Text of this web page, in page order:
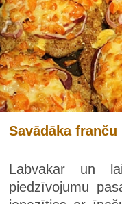
Savādāka franču
Labvakar un
piedzīvojumu